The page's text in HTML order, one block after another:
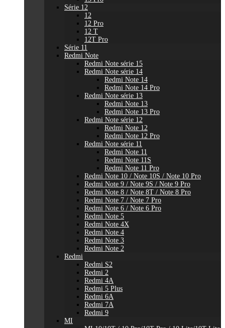
Série 12
12
12 Pro
12 T
12T Pro
Série 11
Redmi Note
Redmi Note série 15
Redmi Note série 14
Redmi Note 14
Redmi Note 14 Pro
Redmi Note série 13
Redmi Note 13
Redmi Note 13 Pro
Redmi Note série 12
Redmi Note 12
Redmi Note 12 Pro
Redmi Note série 11
Redmi Note 11
Redmi Note 11S
Redmi Note 11 Pro
Redmi Note 10 / Note 10S / Note 10 Pro
Redmi Note 9 / Note 9S / Note 9 Pro
Redmi Note 8 / Note 8T / Note 8 Pro
Redmi Note 7 / Note 7 Pro
Redmi Note 6 / Note 6 Pro
Redmi Note 5
Redmi Note 4X
Redmi Note 4
Redmi Note 3
Redmi Note 2
Redmi
Redmi S2
Redmi 2
Redmi 4A
Redmi 5 Plus
Redmi 6A
Redmi 7A
Redmi 9
MI